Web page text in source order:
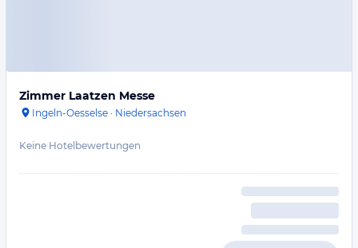
Zimmer Laatzen Messe
Ingeln-Oesselse · Niedersachsen
Keine Hotelbewertungen